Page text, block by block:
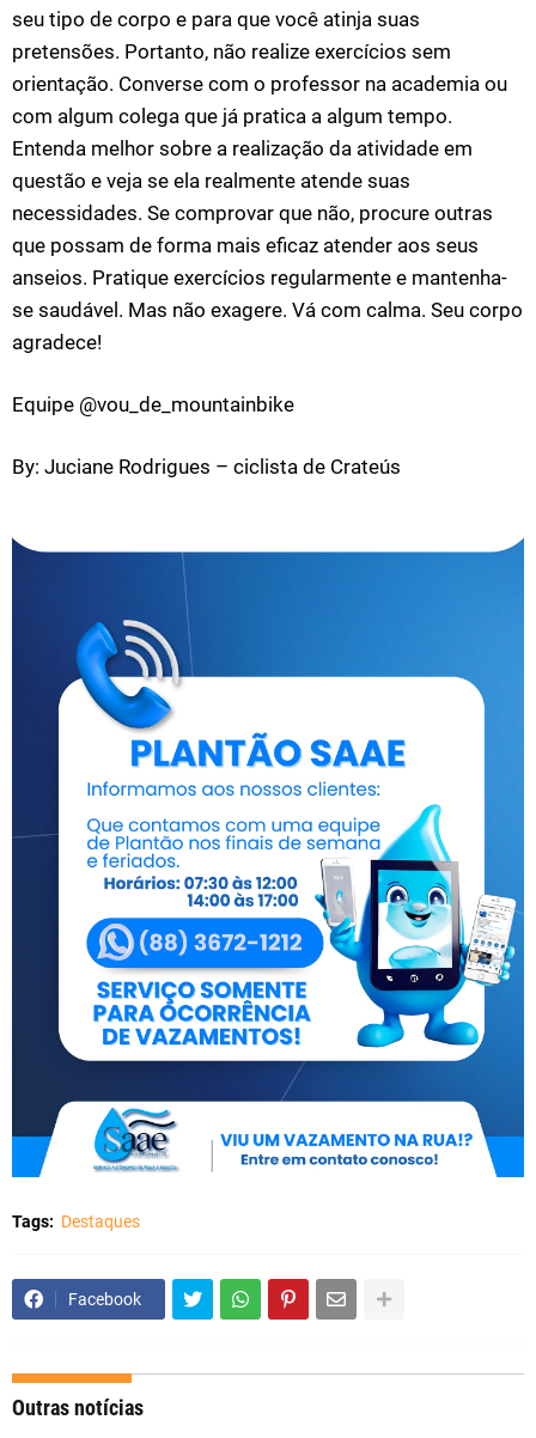
seu tipo de corpo e para que você atinja suas
pretensões. Portanto, não realize exercícios sem
orientação. Converse com o professor na academia ou
com algum colega que já pratica a algum tempo.
Entenda melhor sobre a realização da atividade em
questão e veja se ela realmente atende suas
necessidades. Se comprovar que não, procure outras
que possam de forma mais eficaz atender aos seus
anseios. Pratique exercícios regularmente e mantenha-
se saudável. Mas não exagere. Vá com calma. Seu corpo
agradece!
Equipe @vou_de_mountainbike
By: Juciane Rodrigues – ciclista de Crateús
Tags: Destaques
Facebook
Outras notícias